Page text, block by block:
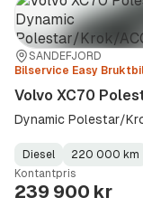
Sted:
SANDEFJORD
Forhandler:
Bilservice Easy
Volvo XC70
Dynamic Polestar/
Fuel
Type:
Diesel
Kilometerstand:
220 000 km
Model
Year:
Gearbox
Type:
Kontantpris
239 900 kr